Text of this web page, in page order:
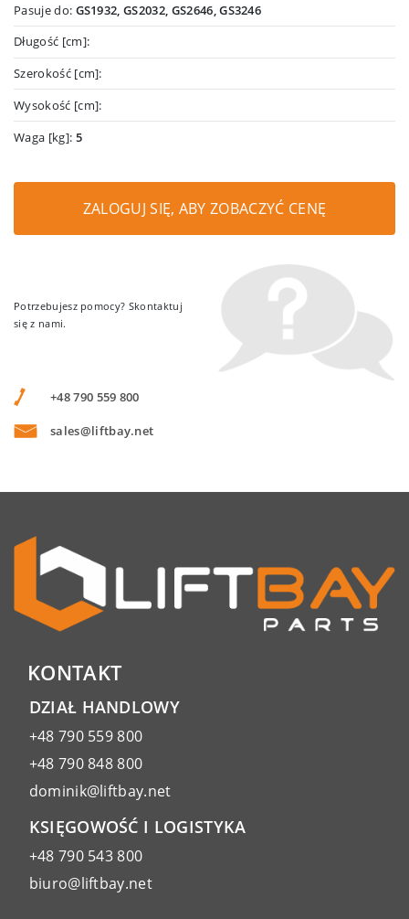
Pasuje do: GS1932, GS2032, GS2646, GS3246
Długość [cm]:
Szerokość [cm]:
Wysokość [cm]:
Waga [kg]: 5
ZALOGUJ SIĘ, ABY ZOBACZYĆ CENĘ
Potrzebujesz pomocy? Skontaktuj
się z nami.
+48 790 559 800
sales@liftbay.net
KONTAKT
DZIAŁ HANDLOWY
+48 790 559 800
+48 790 848 800
dominik@liftbay.net
KSIĘGOWOŚĆ I LOGISTYKA
+48 790 543 800
biuro@liftbay.net